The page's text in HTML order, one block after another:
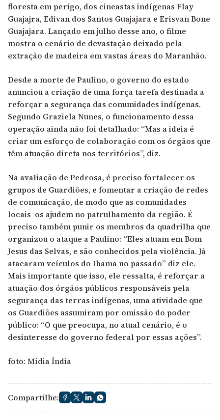
floresta em perigo, dos cineastas indígenas Flay
Guajajra, Edivan dos Santos Guajajara e Erisvan Bone
Guajajara. Lançado em julho desse ano, o filme
mostra o cenário de devastação deixado pela
extração de madeira em vastas áreas do Maranhão.
Desde a morte de Paulino, o governo do estado
anunciou a criação de uma força tarefa destinada a
reforçar a segurança das comunidades indígenas.
Segundo Graziela Nunes, o funcionamento dessa
operação ainda não foi detalhado: “Mas a ideia é
criar um esforço de colaboração com os órgãos que
têm atuação direta nos territórios”, diz.
Na avaliação de Pedrosa, é preciso fortalecer os
grupos de Guardiões, e fomentar a criação de redes
de comunicação, de modo que as comunidades
locais os ajudem no patrulhamento da região. É
preciso também punir os membros da quadrilha que
organizou o ataque a Paulino: “Eles atuam em Bom
Jesus das Selvas, e são conhecidos pela violência. Já
atacaram veículos do Ibama no passado” diz ele.
Mais importante que isso, ele ressalta, é reforçar a
atuação dos órgãos públicos responsáveis pela
segurança das terras indígenas, uma atividade que
os Guardiões assumiram por omissão do poder
público: “O que preocupa, no atual cenário, é o
desinteresse do governo federal por essas ações”.
foto: Mídia Índia
Compartilhe: